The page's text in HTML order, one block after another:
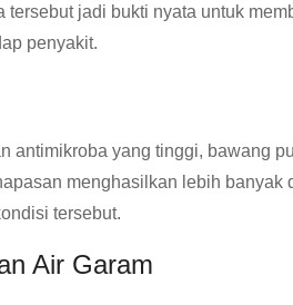
tersebut jadi bukti nyata untuk
penyakit.
antimikroba yang tinggi, bawang
menghasilkan lebih
tersebut.
Air Garam